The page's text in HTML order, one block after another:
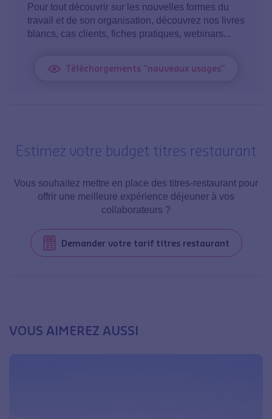
Pour tout découvrir sur les nouvelles formes du
travail et de son organisation, découvrez nos livres
blancs, cas clients, fiches pratiques, webinars...
Téléchargements "nouveaux usages"
Estimez votre budget titres restaurant
Vous souhaitez mettre en place des titres-restaurant pour
offrir une meilleure expérience déjeuner à vos
collaborateurs ?
Demander votre tarif titres restaurant
VOUS AIMEREZ AUSSI